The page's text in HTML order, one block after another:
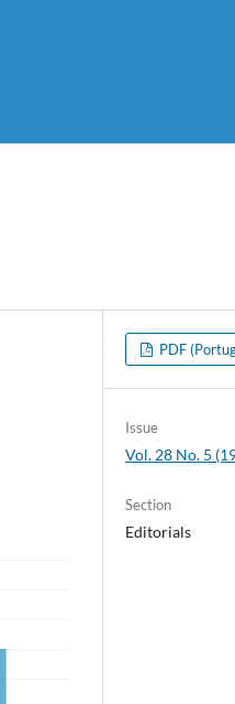
PDF
Issue
Vol. 28 No. 5
Section
Editorials